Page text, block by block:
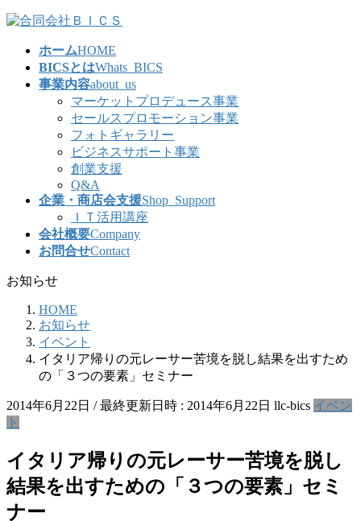
コ
ナ
ホームHOME
BICSとはWhats_BICS
事業内容about_us
マーケットプロデュース事業
セールスプロモーション事業
フォトギャラリー
ビジネスサポート事業
創業支援
Q&A
企業・商店会支援Shop_Support
ＩＴ活用講座
会社概要Company
お問合せContact
お知らせ
HOME
お知らせ
イベント
イタリア帰りの元レーサー苦境を脱し結果を出すため
の「３つの要素」セミナー
2014年6月22日 / 最終更新日時 : 2014年6月22日 llc-bics イベン
ト
イタリア帰りの元レーサー苦境を脱し
結果を出すための「３つの要素」セミ
ナー